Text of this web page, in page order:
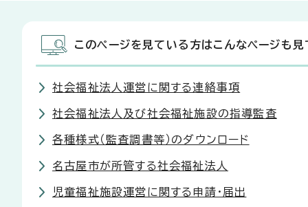
このページを見ている方はこんなページも見
社会福祉法人運営に関する連絡事項
社会福祉法人及び社会福祉施設の指導監査
各種様式（監査調書等）のダウンロード
名古屋市が所管する社会福祉法人
児童福祉施設運営に関する申請・届出